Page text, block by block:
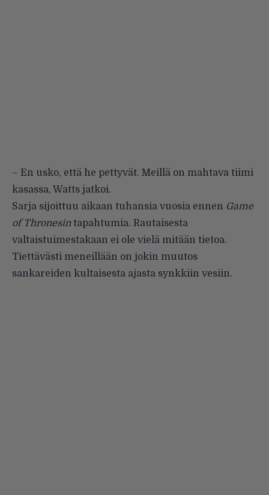
– En usko, että he pettyvät. Meillä on mahtava tiimi
kasassa, Watts jatkoi.
Sarja sijoittuu aikaan tuhansia vuosia ennen Game
of Thronesintapahtumia. Rautaisesta
valtaistuimestakaan ei ole vielä mitään tietoa.
Tiettävästi meneillään on jokin muutos
sankareiden kultaisesta ajasta synkkiin vesiin.